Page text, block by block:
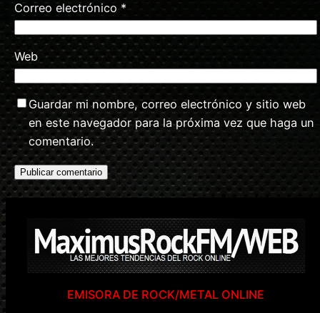
Correo electrónico *
Web
Guardar mi nombre, correo electrónico y sitio web
en este navegador para la próxima vez que haga un
comentario.
EMISORA DE ROCK/METAL ONLINE